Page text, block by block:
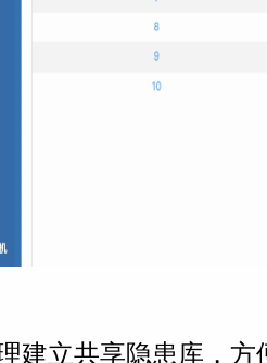
建立共享隐患库，